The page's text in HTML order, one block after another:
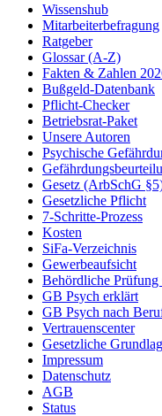
Wissenshub
Mitarbeiterbefragung
Ratgeber
Glossar (A-Z)
Fakten & Zahlen
Bußgeld-Datenbank
Pflicht-Checker
Betriebsrat-Paket
Unsere Autoren
Psychische
Gesetz (ArbSchG
Gesetzliche Pflicht
7-Schritte-Prozess
Kosten
SiFa-Verzeichnis
Gewerbeaufsicht
Behördliche Prüfung
GB Psych erklärt
GB Psych nach
Vertrauenscenter
Gesetzliche
Impressum
Datenschutz
AGB
Status